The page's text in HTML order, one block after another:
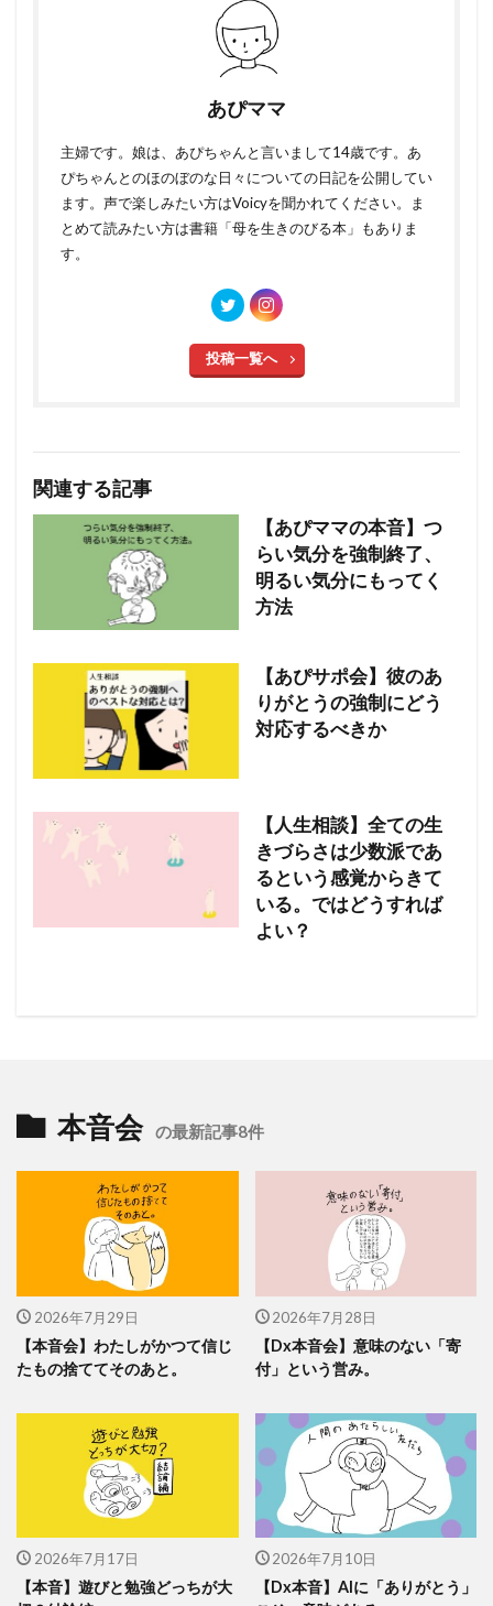
あぴママ
主婦です。娘は、あぴちゃんと言いまして14歳です。あ
ぴちゃんとのほのぼのな日々についての日記を公開してい
ます。声で楽しみたい方はVoicyを聞かれてください。ま
とめて読みたい方は書籍「母を生きのびる本」もありま
す。
投稿一覧へ
関連する記事
【あぴママの本音】つ
らい気分を強制終了、
明るい気分にもってく
方法
【あぴサポ会】彼のあ
りがとうの強制にどう
対応するべきか
【人生相談】全ての生
きづらさは少数派であ
るという感覚からきて
いる。ではどうすれば
よい？
本音会 の最新記事8件
2026年7月29日
【本音会】わたしがかつて信じ
たもの捨ててそのあと。
2026年7月28日
【Dx本音会】意味のない「寄
付」という営み。
2026年7月17日
【本音】遊びと勉強どっちが大
2026年7月10日
【Dx本音】AIに「ありがとう」